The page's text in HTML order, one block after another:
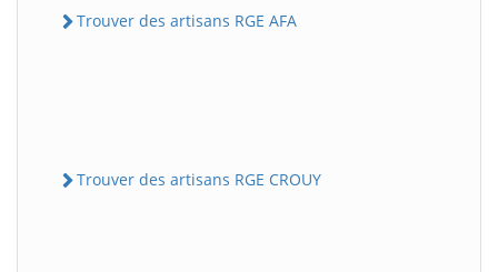
Trouver des artisans RGE AFA
Trouver des artisans RGE CROUY